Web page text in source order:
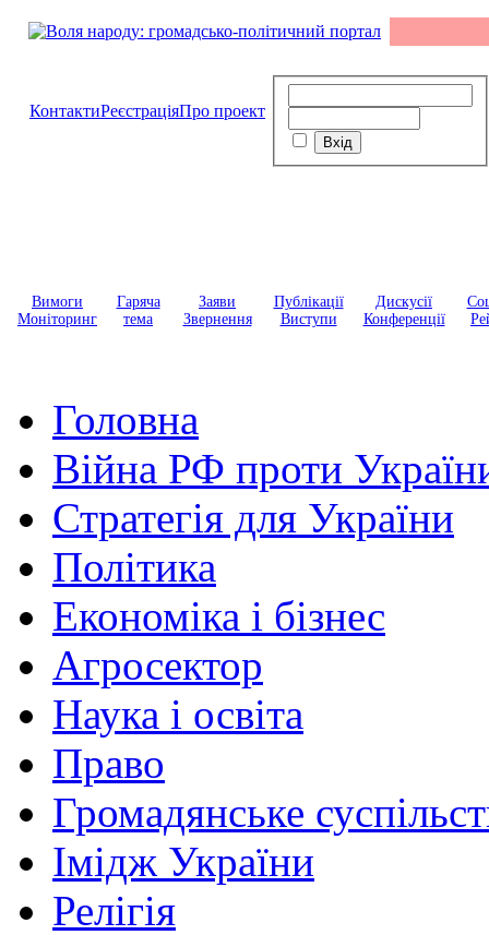
КонтактиРеєстраціяПро проект
Вимоги
Моніторинг
Гаряча
тема
Заяви
Звернення
Публікації
Виступи
Дискусії
Конференції
Головна
Війна РФ проти
Стратегія для України
Політика
Економіка і бізнес
Агросектор
Наука і освіта
Право
Громадянське
Імідж України
Релігія